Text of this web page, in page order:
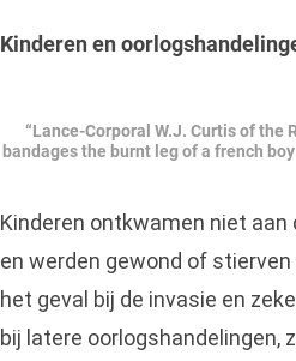
Kinderen en
“Lance-Corporal W.J. Curtis of the
bandages the burnt leg of a french
Kinderen ontkwamen niet
en werden gewond of
het geval bij de invasie en
bij latere oorlogshandelingen,